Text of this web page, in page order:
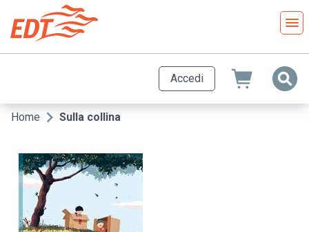
contenuto
principale
Accedi
Briciole
pane
Home Sulla collina